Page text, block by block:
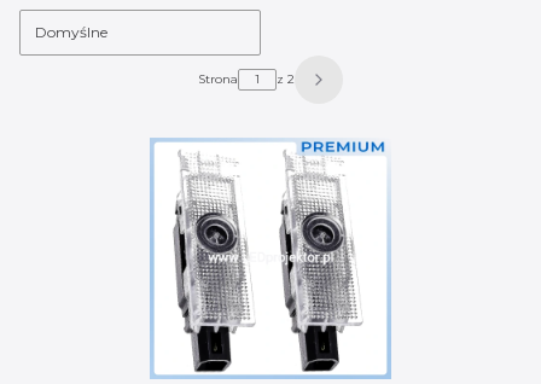
Domyślne
Strona z 2 Następne produkty